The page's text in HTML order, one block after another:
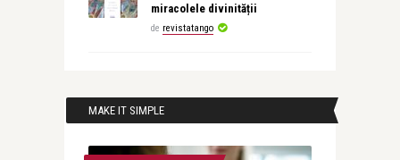
miracolele divinității
de revistatango
MAKE IT SIMPLE